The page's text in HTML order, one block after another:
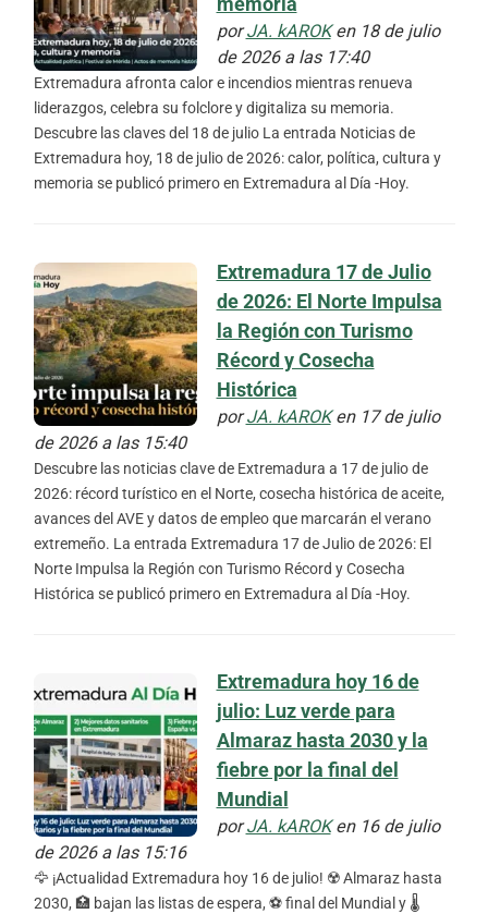
porJA. kAROKen 18 de julio
de 2026 a las 17:40
Extremadura afronta calor e incendios mientras renueva
liderazgos, celebra su folclore y digitaliza su memoria.
Descubre las claves del 18 de julio La entrada Noticias de
Extremadura hoy, 18 de julio de 2026: calor, política, cultura y
memoria se publicó primero en Extremadura al Día -Hoy.
Extremadura 17 de Julio
de 2026: El Norte Impulsa
la Región con Turismo
Récord y Cosecha
Histórica
porJA. kAROKen 17 de julio
de 2026 a las 15:40
Descubre las noticias clave de Extremadura a 17 de julio de
2026: récord turístico en el Norte, cosecha histórica de aceite,
avances del AVE y datos de empleo que marcarán el verano
extremeño. La entrada Extremadura 17 de Julio de 2026: El
Norte Impulsa la Región con Turismo Récord y Cosecha
Histórica se publicó primero en Extremadura al Día -Hoy.
Extremadura hoy 16 de
julio: Luz verde para
Almaraz hasta 2030 y la
fiebre por la final del
Mundial
porJA. kAROKen 16 de julio
de 2026 a las 15:16
🦅 ¡Actualidad Extremadura hoy 16 de julio! ☢️ Almaraz hasta
2030, 🏥 bajan las listas de espera, ⚽ final del Mundial y 🌡️